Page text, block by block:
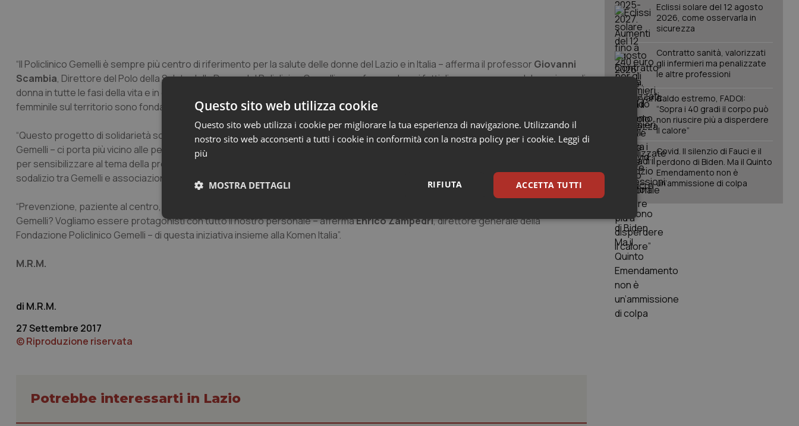
“Il Policlinico Gemelli è sempre più centro di riferimento per la salute delle donne del Lazio e in Italia – afferma il professor Giovanni
Scambia, Direttore del Polo della Salute della Donna del Policlinico Gemelli – confermando nei fatti di essere un ospedale a misura di
donna in tutte le fasi della vita e in ogni condizione sociale. Iniziative come queste, che portano questo messaggio di salute
femminile sul territorio sono fondamentali”.
“Questo progetto di solidarietà sociale – affermaGiovanni Raimondi, Presidente della Fondazione Policlinico Universitario A.
Gemelli – ci porta più vicino alle persone e ai loro bisogni, che per noi è un modo essenziale di fare ospedale. Andare sul territorio
per sensibilizzare al tema della prevenzione fa parte della nostra
sodalizio tra Gemelli e associazione Susan G. Komen che tanti frutti ha dato alla promozione della salute delle donne”.
“Prevenzione, paziente al centro, collaborazione con le istituzioni che operano nel sociale. Come poteva non esserci il Policlinico
Gemelli? Vogliamo essere protagonisti con tutto il nostro personale – affermaEnrico Zampedri, direttore generale della
Fondazione Policlinico Gemelli – di questa iniziativa insieme alla Komen Italia”.
M.R.M.
M.R.M.
27 Settembre 2017
© Riproduzione riservata
Potrebbe interessarti in Lazio
Eclissi solare del 12 agosto
2026, come osservarla in
sicurezza
Contratto sanità, valorizzati
gli infermieri ma penalizzate
le altre professioni
Caldo estremo, FADOI:
“Sopra i 40 gradi il corpo può
non riuscire più a disperdere
il calore”
Covid. Il silenzio di Fauci e il
perdono di Biden. Ma il Quinto
Emendamento non è
un’ammissione di colpa
Questo sito web utilizza cookie
Questo sito web utilizza i cookie per migliorare la tua esperienza di navigazione. Utilizzando il
nostro sito web acconsenti a tutti i cookie in conformità con la nostra policy per i cookie. Leggi di
più
ACCETTA TUTTI
RIFIUTA
MOSTRA DETTAGLI
Necessari Statistici Marketing